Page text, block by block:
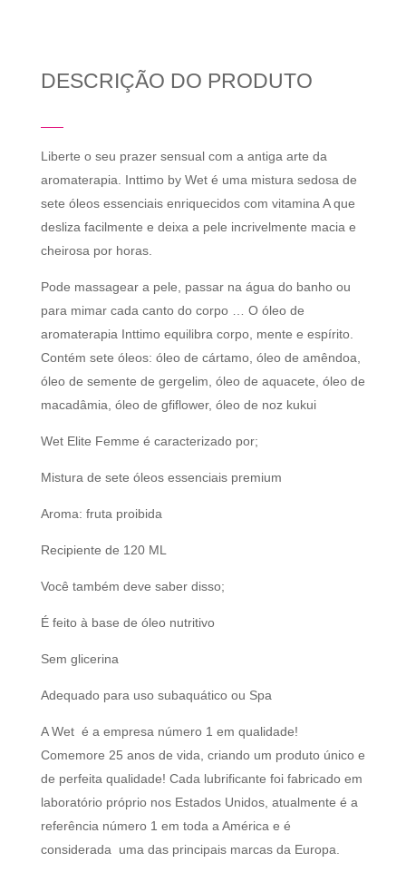
DESCRIÇÃO DO PRODUTO
Liberte o seu prazer sensual com a antiga arte da
aromaterapia. Inttimo by Wet é uma mistura sedosa de
sete óleos essenciais enriquecidos com vitamina A que
desliza facilmente e deixa a pele incrivelmente macia e
cheirosa por horas.
Pode massagear a pele, passar na água do banho ou
para mimar cada canto do corpo … O óleo de
aromaterapia Inttimo equilibra corpo, mente e espírito.
Contém sete óleos: óleo de cártamo, óleo de amêndoa,
óleo de semente de gergelim, óleo de aquacete, óleo de
macadâmia, óleo de gfiflower, óleo de noz kukui
Wet Elite Femme é caracterizado por;
Mistura de sete óleos essenciais premium
Aroma: fruta proibida
Recipiente de 120 ML
Você também deve saber disso;
É feito à base de óleo nutritivo
Sem glicerina
Adequado para uso subaquático ou Spa
A Wet é a empresa número 1 em qualidade!
Comemore 25 anos de vida, criando um produto único e
de perfeita qualidade! Cada lubrificante foi fabricado em
laboratório próprio nos Estados Unidos, atualmente é a
referência número 1 em toda a América e é
considerada uma das principais marcas da Europa.